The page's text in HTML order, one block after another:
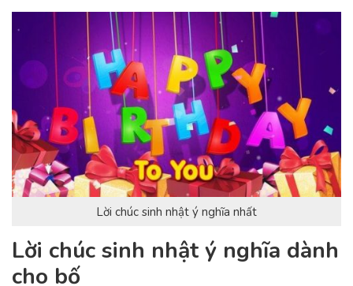
Lời chúc sinh nhật ý nghĩa nhất
Lời chúc sinh nhật ý nghĩa dành
cho bố